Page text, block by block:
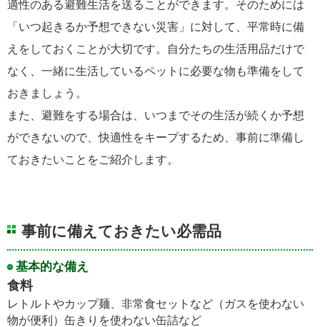
適性のある避難生活を送ることができます。そのためには
「いつ起きるか予想できない災害」に対して、平常時に備
えをしておくことが大切です。自分たちの生活用品だけで
なく、一緒に生活しているペットに必要な物も準備をして
おきましょう。
また、避難をする場合は、いつまでその生活が続くか予想
ができないので、快適性をキープするため、事前に準備し
ておきたいことをご紹介します。
事前に備えておきたい必需品
基本的な備え
食料
レトルトやカップ麺、非常食セットなど（ガスを使わない
物が便利）缶きりを使わない缶詰など